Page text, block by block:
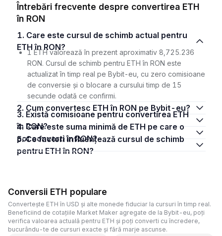
Întrebări frecvente despre convertirea ETH
în RON
1. Care este cursul de schimb actual pentru
ETH în RON?
1 ETH valorează în prezent aproximativ 8,725.236
RON. Cursul de schimb pentru ETH în RON este
actualizat în timp real pe Bybit-eu, cu zero comisioane
de conversie și o blocare a cursului timp de 15
secunde odată ce confirmi.
2. Cum convertesc ETH în RON pe Bybit-eu?
3. Există comisioane pentru convertirea ETH
în RON?
4. Care este suma minimă de ETH pe care o
pot converti în RON?
5. Ce factori influențează cursul de schimb
pentru ETH în RON?
Conversii ETH populare
Convertește ETH în USD și alte monede fiduciar la cursuri în timp real.
Beneficiind de cotațiile Market Maker agregate de la Bybit-eu, poți
verifica valoarea actuală pentru ETH și poți converti cu încredere,
bucurându-te de cursuri exacte și fără marje ascunse.